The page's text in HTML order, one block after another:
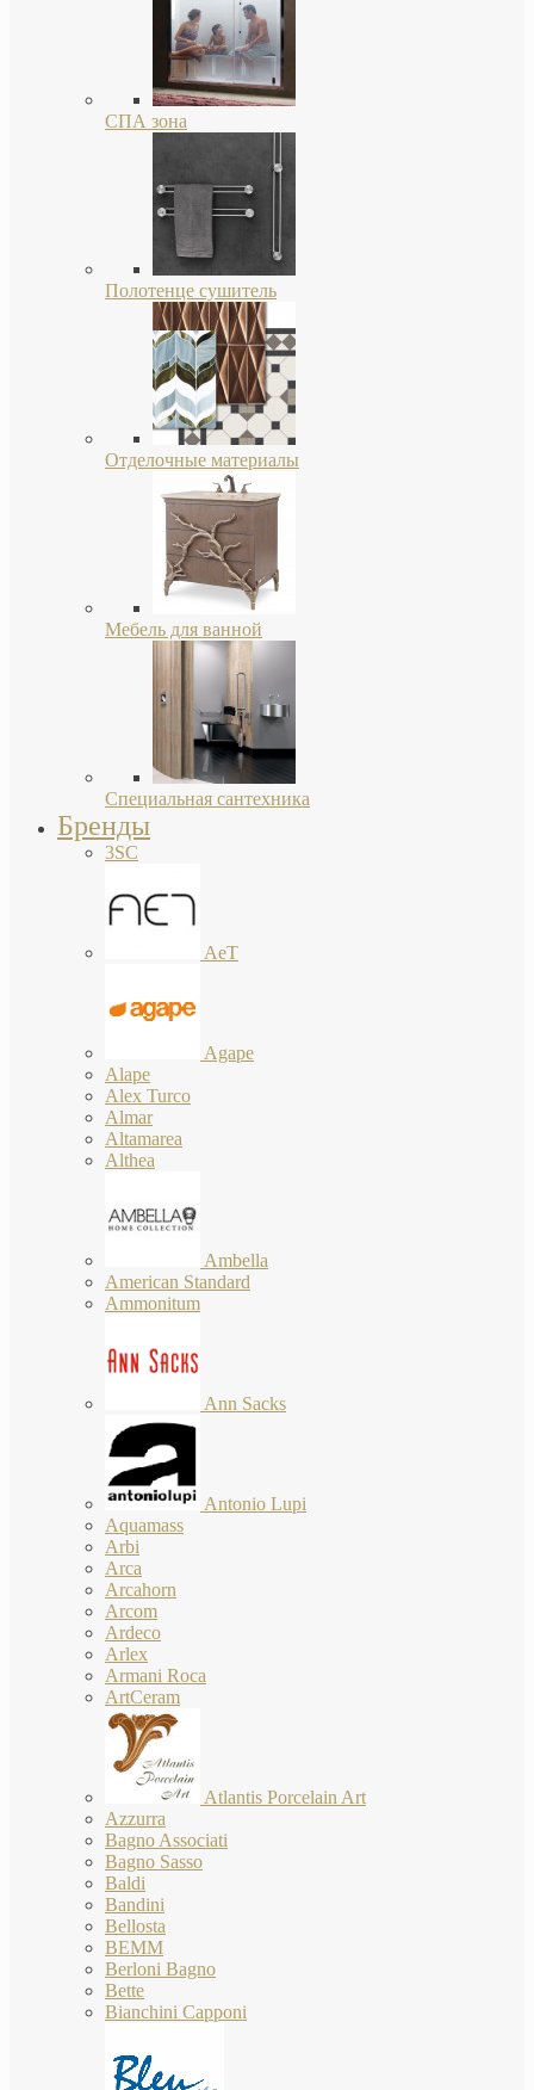
СПА зона
Полотенце сушитель
Отделочные материалы
Мебель для ванной
Специальная сантехника
Бренды
3SC
AeT
Agape
Alape
Alex Turco
Almar
Altamarea
Althea
Ambella
American Standard
Ammonitum
Ann Sacks
Antonio Lupi
Aquamass
Arbi
Arca
Arcahorn
Arcom
Ardeco
Arlex
Armani Roca
ArtCeram
Atlantis Porcelain Art
Azzurra
Bagno Associati
Bagno Sasso
Baldi
Bandini
Bellosta
BEMM
Berloni Bagno
Bette
Bianchini Capponi